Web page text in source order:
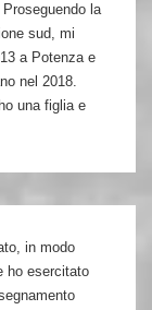
la
sud, mi
a Potenza e
nel 2018.
una figlia e
in modo
ho esercitato